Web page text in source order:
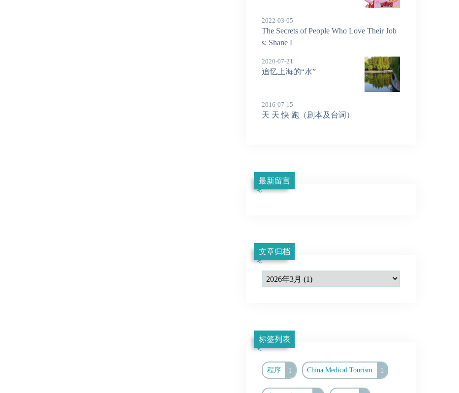
2022-03-05
The Secrets of People Who Love Their Job
s: Shane L
2020-07-21
追忆上海的“水”
2016-07-15
天 天 快 跑（剧本及台词）
最新留言
文章归档
标签列表
程序 1 China Medical Tourism 1